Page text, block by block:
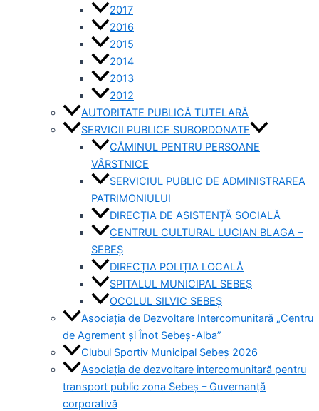
2017
2016
2015
2014
2013
2012
AUTORITATE PUBLICĂ TUTELARĂ
SERVICII PUBLICE SUBORDONATE
CĂMINUL PENTRU PERSOANE
VÂRSTNICE
SERVICIUL PUBLIC DE ADMINISTRAREA
PATRIMONIULUI
DIRECȚIA DE ASISTENȚĂ SOCIALĂ
CENTRUL CULTURAL LUCIAN BLAGA –
SEBEȘ
DIRECȚIA POLIȚIA LOCALĂ
SPITALUL MUNICIPAL SEBEȘ
OCOLUL SILVIC SEBEȘ
Asociația de Dezvoltare Intercomunitară „Centru
de Agrement și Înot Sebeș-Alba”
Clubul Sportiv Municipal Sebeș 2026
Asociația de dezvoltare intercomunitară pentru
transport public zona Sebeș – Guvernanță
corporativă